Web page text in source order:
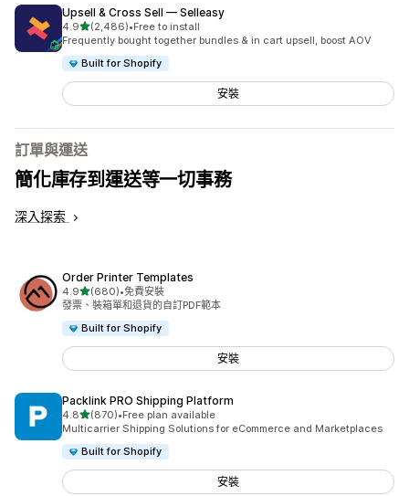
Upsell & Cross Sell — Selleasy
4.9滿分 5 顆星
(2,486)
共有 2486 則評價
•Free to install
Frequently bought together bundles & in cart upsell, boost AOV
Built for Shopify
安裝
訂單與運送
簡化庫存到運送等一切事務
深入探索
Order Printer Templates
4.9滿分 5 顆星
(680)
共有 680 則評價
•免費安裝
發票、裝箱單和退貨的自訂PDF範本
Built for Shopify
安裝
Packlink PRO Shipping Platform
4.8滿分 5 顆星
(870)
共有 870 則評價
•Free plan available
Multicarrier Shipping Solutions for eCommerce and Marketplaces
Built for Shopify
安裝